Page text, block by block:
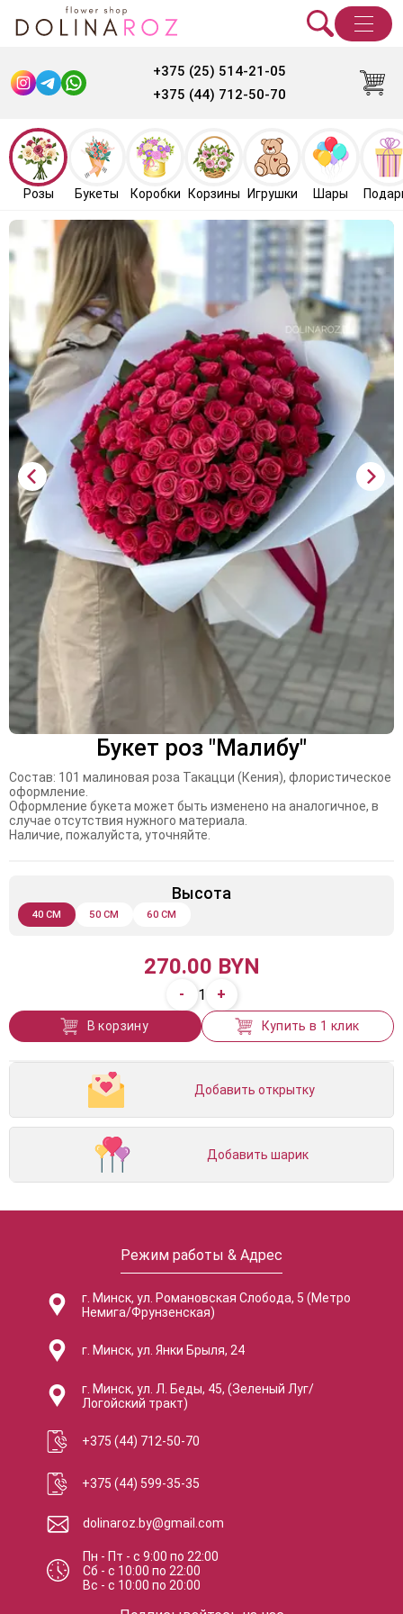
+375 (25) 514-21-05
+375 (44) 712-50-70
Розы Букеты Коробки Корзины Игрушки Шары
Букет роз "Малибу"
Состав: 101 малиновая роза Такацци (Кения), флористическое
оформление.
Оформление букета может быть изменено на аналогичное, в
случае отсутствия нужного материала.
Наличие, пожалуйста, уточняйте.
Высота
40 СМ 50 СМ 60 СМ
270.00 BYN
- 1 +
В корзину Купить в 1 клик
Добавить открытку
Добавить шарик
Режим работы & Адрес
г. Минск, ул. Романовская Слобода, 5 (Метро
Немига/Фрунзенская)
г. Минск, ул. Янки Брыля, 24
г. Минск, ул. Л. Беды, 45, (Зеленый Луг/
Логойский тракт)
+375 (44) 712-50-70
+375 (44) 599-35-35
dolinaroz.by@gmail.com
Пн - Пт -с 9:00по 22:00
Сб -с 10:00по 22:00
Вс -с 10:00по 20:00